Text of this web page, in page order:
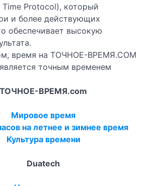
Time Protocol), который
и более действующих
обеспечивает высокую
время на ТОЧНОЕ-ВРЕМЯ.COM
точным временем
ТОЧНОЕ-ВРЕМЯ.com
Мировое время
на летнее и зимнее время
Культура времени
Duatech